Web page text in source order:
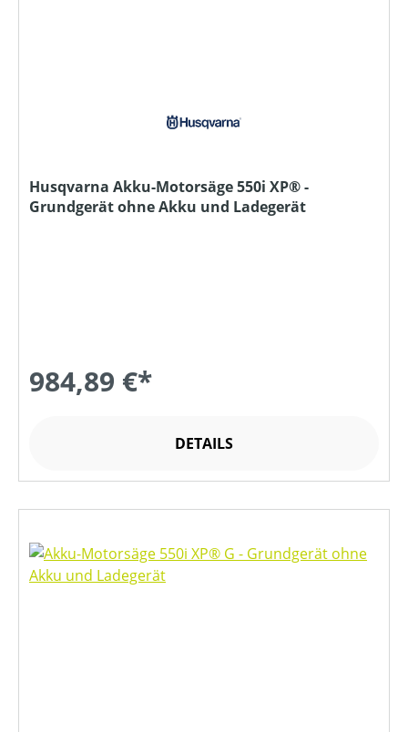
Husqvarna Akku-Motorsäge 550i XP® -
Grundgerät ohne Akku und Ladegerät
984,89 €*
DETAILS